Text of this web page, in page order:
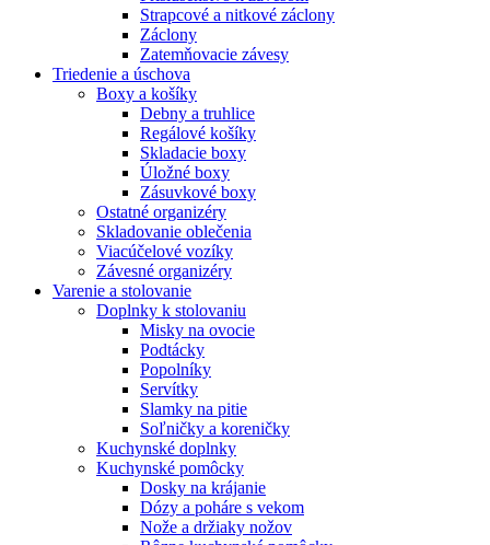
Strapcové a nitkové záclony
Záclony
Zatemňovacie závesy
Triedenie a úschova
Boxy a košíky
Debny a truhlice
Regálové košíky
Skladacie boxy
Úložné boxy
Zásuvkové boxy
Ostatné organizéry
Skladovanie oblečenia
Viacúčelové vozíky
Závesné organizéry
Varenie a stolovanie
Doplnky k stolovaniu
Misky na ovocie
Podtácky
Popolníky
Servítky
Slamky na pitie
Soľničky a koreničky
Kuchynské doplnky
Kuchynské pomôcky
Dosky na krájanie
Dózy a poháre s vekom
Nože a držiaky nožov